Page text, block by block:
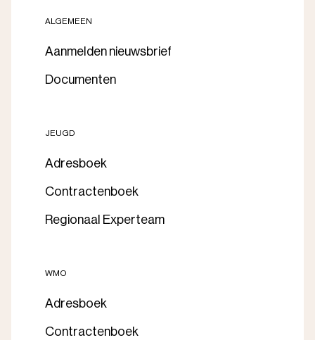
ALGEMEEN
Aanmelden nieuwsbrief
Documenten
JEUGD
Adresboek
Contractenboek
Regionaal Experteam
WMO
Adresboek
Contractenboek